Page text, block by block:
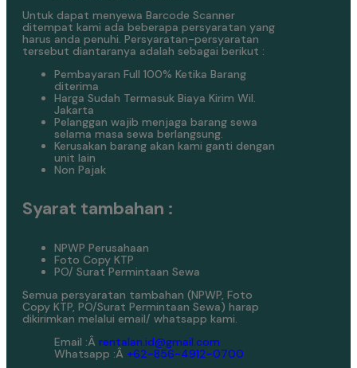
Untuk dapat menyewa Barcode Scanner
ditempat kami ada beberapa persyaratan yang
harus anda penuhi. Persyaratan-persyaratan
tersebut diantaranya adalah sebagai berikut :
Pembayaran Full 100% Ketika Barang
diterima
Harga Sudah Termasuk Biaya Kirim Wil.
Jakarta
Pelanggan wajib menjaga barang sewa
selama masa sewa berlangsung.
Kerusakan barang akan kami ganti dengan
unit lain
Non Pajak
Syarat tambahan :
NPWP Perusahaan
Foto Copy KTP
PO/ Surat Permintaan Sewa
Semua persyaratan tambahan (NPWP, Foto
Copy KTP, PO/Surat Permintaan Sewa) harap
dikirimkan melalui email/ whatsapp kami.
Email :Â rentalan.id@gmail.com
Whatsapp :Â +62-856-4912-0700